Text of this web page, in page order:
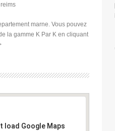
marne. Vous pouvez
la gamme K Par K en cliquant
load Google Maps